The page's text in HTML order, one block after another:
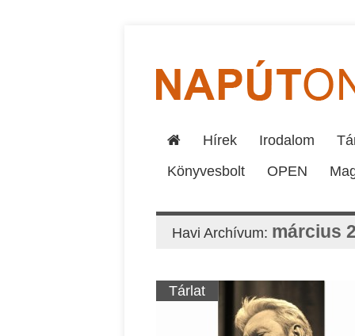
Hírek Irodalom
Könyvesbolt
OPEN
Havi Archívum: március
Tárlat